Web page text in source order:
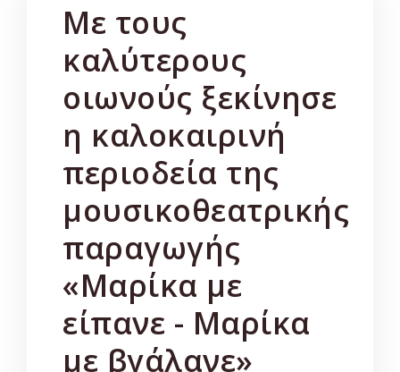
Με τους
καλύτερους
οιωνούς ξεκίνησε
η καλοκαιρινή
περιοδεία της
μουσικοθεατρικής
παραγωγής
«Μαρίκα με
είπανε - Μαρίκα
με βγάλανε»